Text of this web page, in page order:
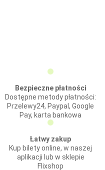
Bezpieczne płatności
Dostępne metody płatności:
Przelewy24, Paypal, Google
Pay, karta bankowa
Łatwy zakup
Kup bilety online, w naszej
aplikacji lub w sklepie
Flixshop